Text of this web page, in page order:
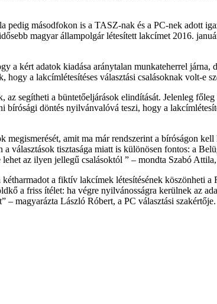
másodfokon is a TASZ-nak és a PC-nek adott
magyar állampolgár létesített lakcímet 2016.
a kért adatok kiadása aránytalan munkateherrel
a lakcímlétesítéses választási csalásoknak volt-e
segítheti a büntetőeljárások elindítását. Jelenleg
döntés nyilvánvalóvá teszi, hogy a
megismerését, amit ma már rendszerint a bíróságon
választások tisztasága miatt is különösen fontos: a
az ilyen jellegű csalásoktól ” – mondta Szabó
a fiktív lakcímek létesítésének köszönheti
a friss ítélet: ha végre nyilvánosságra kerülnek az
– magyarázta László Róbert, a PC választási szakértője.